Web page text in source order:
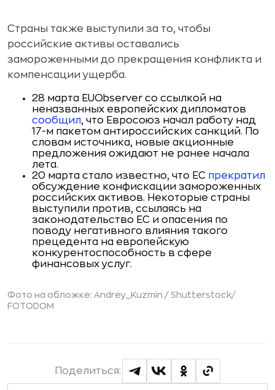
Страны также выступили за то, чтобы
российские активы оставались
замороженными до прекращения конфликта и
компенсации ущерба.
28 марта EUObserver со ссылкой на
неназванных европейских дипломатов
сообщил, что Евросоюз начал работу над
17-м пакетом антироссийских санкций. По
словам источника, новые акционные
предложения ожидают не ранее начала
лета.
20 марта стало известно, что ЕС прекратил
обсуждение конфискации замороженных
российских активов. Некоторые страны
выступили против, ссылаясь на
законодательство ЕС и опасения по
поводу негативного влияния такого
прецедента на европейскую
конкурентоспособность в сфере
финансовых услуг.
Фото на обложке: Andrey_Kuzmin / Shutterstock/
FOTODOM
Поделиться: